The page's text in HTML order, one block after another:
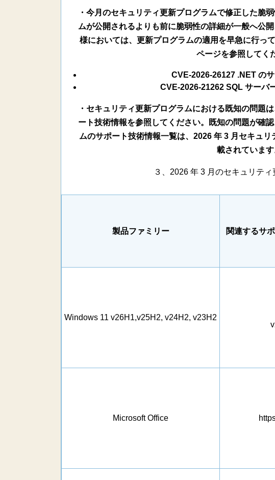
・今月のセキュリティ更新プログラムで修正した脆
ムが公開されるよりも前に脆弱性の詳細が一般へ公
様においては、更新プログラムの適用を早急に行っ
ページを参照してく
CVE-2026-26127 .NET の
CVE-2026-21262 SQL サーバ
・セキュリティ更新プログラムにおける既知の問題
ート技術情報を参照してください。既知の問題が確
ムのサポート技術情報一覧は、2026 年 3 月セキュ
載されています
３、2026 年 3 月のセキュリテ
製品ファミリー 関連するサ
Windows 11 v26H1,v25H2, v24H2, v23H2
Microsoft Office